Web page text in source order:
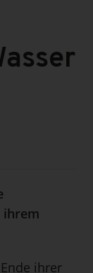
ihrem
ihrer